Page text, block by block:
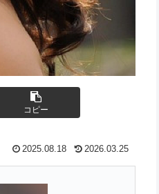
コピー
2025.08.18 2026.03.25